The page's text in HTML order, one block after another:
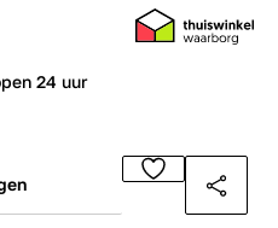
24 uur